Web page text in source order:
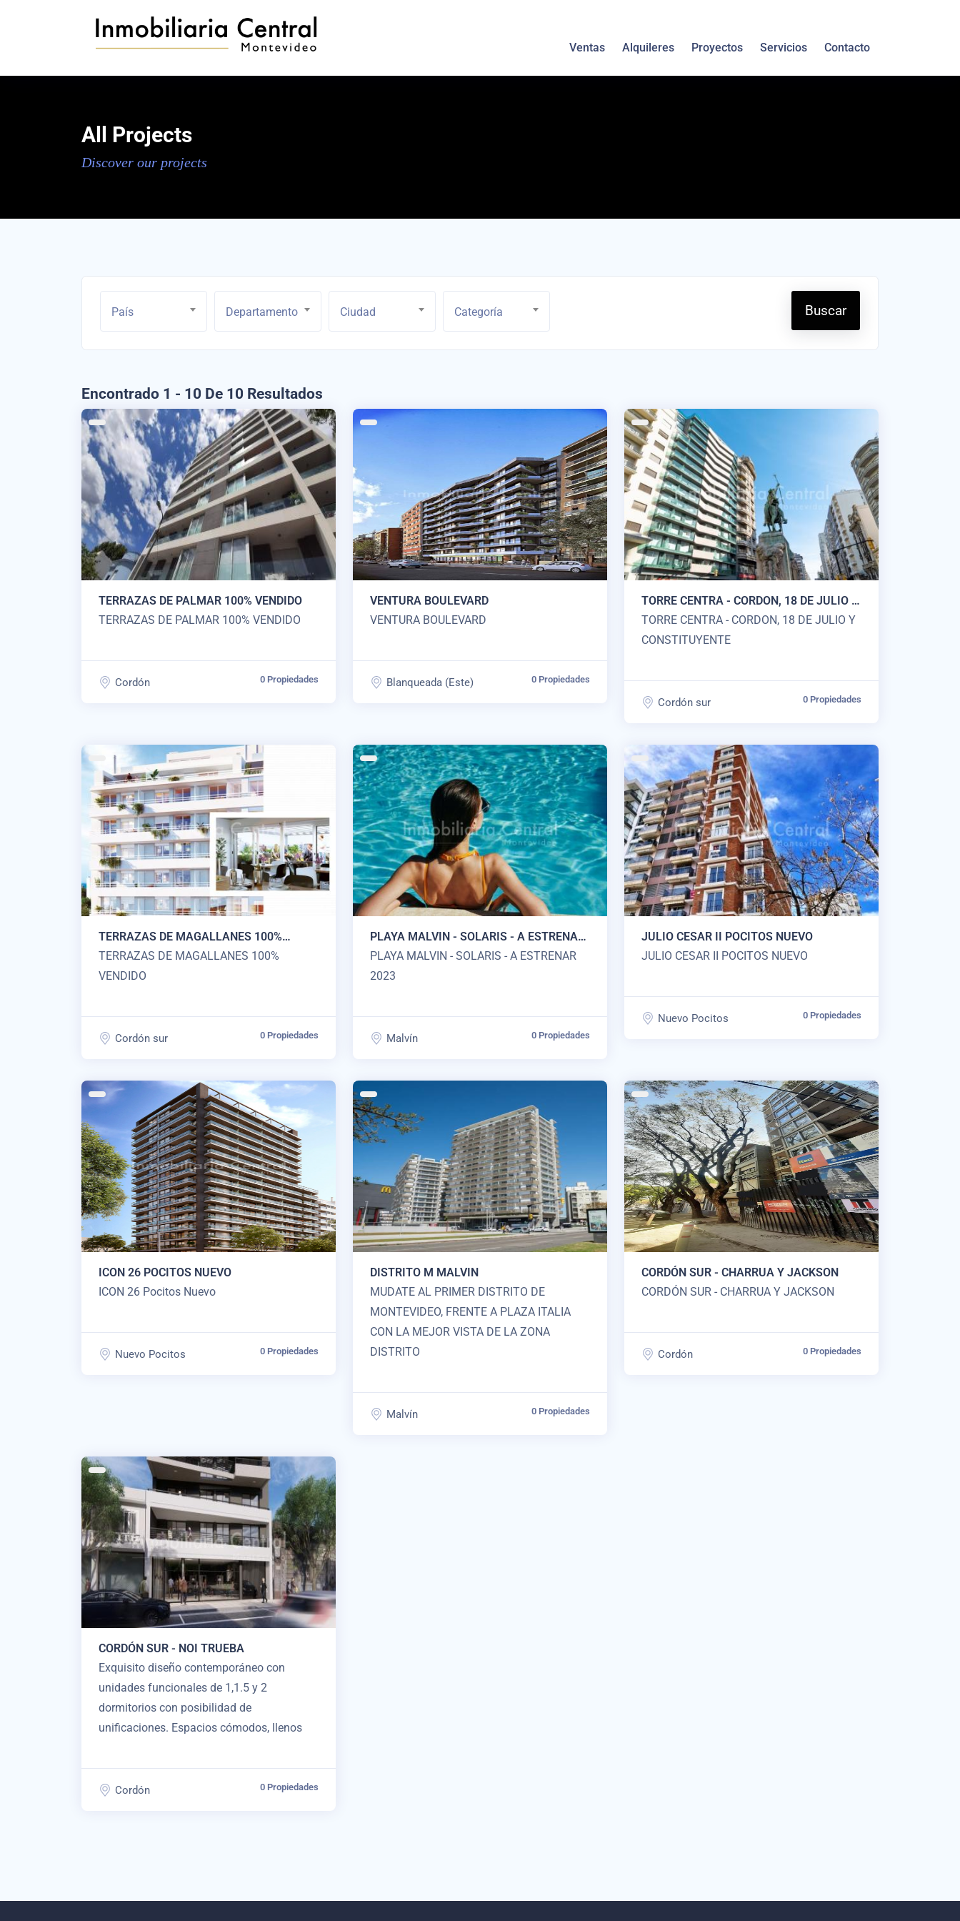
Ventas Alquileres Proyectos Servicios Contacto
All Projects
Discover our projects
País Departamento Ciudad Categoría Buscar
Encontrado 1 - 10 De 10 Resultados
TERRAZAS DE PALMAR 100% VENDIDO
TERRAZAS DE PALMAR 100% VENDIDO
Cordón 0 Propiedades
VENTURA BOULEVARD
VENTURA BOULEVARD
Blanqueada (Este) 0 Propiedades
TORRE CENTRA - CORDON, 18 DE JULIO Y
CONSTITUYENTE
TORRE CENTRA - CORDON, 18 DE JULIO Y
CONSTITUYENTE
Cordón sur 0 Propiedades
TERRAZAS DE MAGALLANES 100%
VENDIDO
TERRAZAS DE MAGALLANES 100%
VENDIDO
Cordón sur 0 Propiedades
PLAYA MALVIN - SOLARIS - A ESTRENAR
2023
PLAYA MALVIN - SOLARIS - A ESTRENAR
2023
Malvín 0 Propiedades
JULIO CESAR II POCITOS NUEVO
JULIO CESAR II POCITOS NUEVO
Nuevo Pocitos 0 Propiedades
ICON 26 POCITOS NUEVO
ICON 26 Pocitos Nuevo
Nuevo Pocitos 0 Propiedades
DISTRITO M MALVIN
MUDATE AL PRIMER DISTRITO DE
MONTEVIDEO, FRENTE A PLAZA ITALIA
CON LA MEJOR VISTA DE LA ZONA
DISTRITO
Malvín 0 Propiedades
CORDÓN SUR - CHARRUA Y JACKSON
CORDÓN SUR - CHARRUA Y JACKSON
Cordón 0 Propiedades
CORDÓN SUR - NOI TRUEBA
Exquisito diseño contemporáneo con
unidades funcionales de 1,1.5 y 2
dormitorios con posibilidad de
unificaciones. Espacios cómodos, llenos
Cordón 0 Propiedades